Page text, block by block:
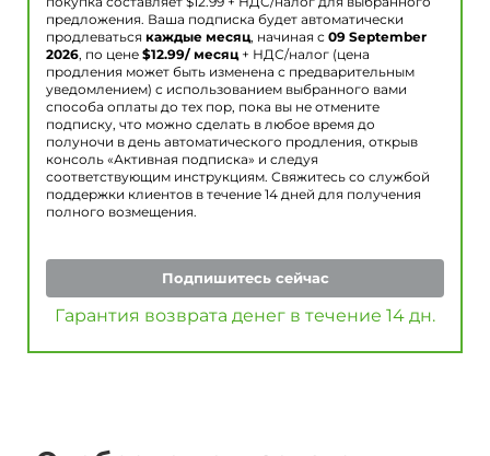
предложения. Ваша подписка будет автоматически
продлеваться каждые месяц, начиная с 09 September
2026, по цене $12.99/ месяц+ НДС/налог (цена
продления может быть изменена с предварительным
уведомлением) с использованием выбранного вами
способа оплаты до тех пор, пока вы не отмените
подписку, что можно сделать в любое время до
полуночи в день автоматического продления, открыв
консоль «Активная подписка» и следуя
соответствующим инструкциям. Свяжитесь со службой
поддержки клиентов в течение 14 дней для получения
полного возмещения.
Подпишитесь сейчас
Гарантия возврата денег в течение 14 дн.